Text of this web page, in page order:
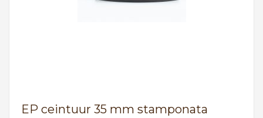
EP ceintuur 35 mm stamponata